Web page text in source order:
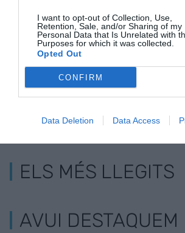
I want to opt-out of Collection, Use,
Retention, Sale, and/or Sharing of my
Personal Data that Is Unrelated with
Purposes for which it was collected.
Opted Out
CONFIRM
Data Deletion Data Access
fruita dolça i seca
per les gelades
danys als cultius
ELS MÉS LLEGITS
AVUI DESTAQUEM